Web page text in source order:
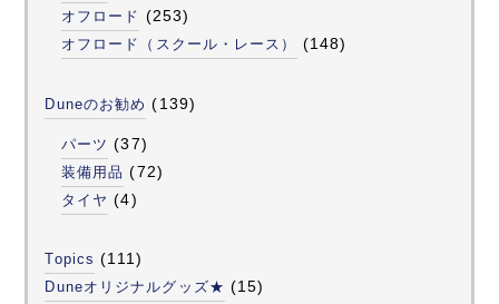
オフロード (253)
オフロード（スクール・レース） (148)
Duneのお勧め (139)
パーツ (37)
装備用品 (72)
タイヤ (4)
Topics (111)
Duneオリジナルグッズ★ (15)